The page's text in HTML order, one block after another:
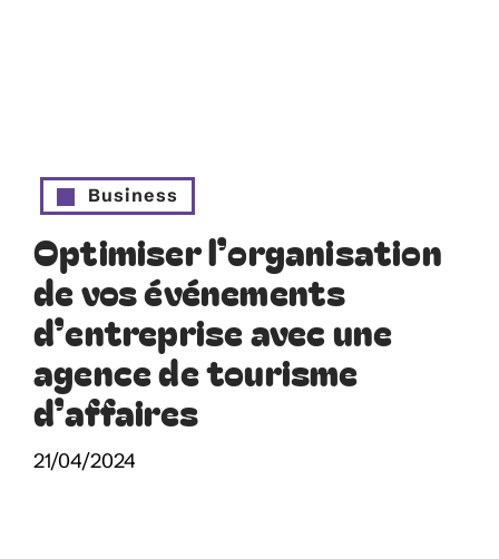
Business
Optimiser l’organisation
de vos événements
d’entreprise avec une
agence de tourisme
d’affaires
21/04/2024